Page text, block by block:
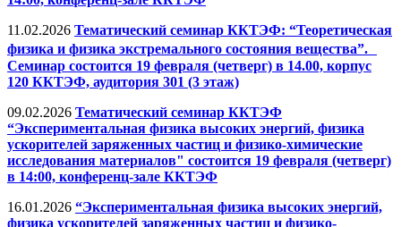
11.02.2026 Тематический семинар ККТЭФ: “Теоретическая
физика и физика экстремального состояния вещества”.
Семинар состоится 19 февраля (четверг) в 14.00, корпус
120 ККТЭФ, аудитория 301 (3 этаж)
09.02.2026 Тематический семинар ККТЭФ
“Экспериментальная физика высоких энергий, физика
ускорителей заряженных частиц и физико-химические
исследования материалов" состоится 19 февраля (четверг)
в 14:00, конференц-зале ККТЭФ
16.01.2026 “Экспериментальная физика высоких энергий,
физика ускорителей заряженных частиц и физико-